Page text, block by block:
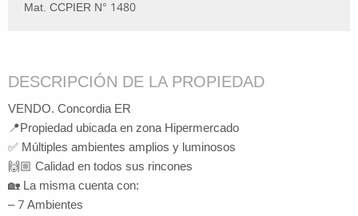
Mat. CCPIER N° 1480
DESCRIPCIÓN DE LA PROPIEDAD
VENDO. Concordia ER
📍Propiedad ubicada en zona Hipermercado
✅ Múltiples ambientes amplios y luminosos
🙌🏼 Calidad en todos sus rincones
🏡 La misma cuenta con:
– 7 Ambientes